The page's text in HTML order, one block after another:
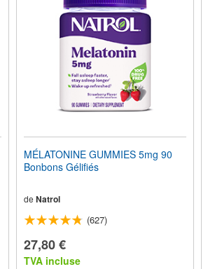
MÉLATONINE GUMMIES 5mg 90
Bonbons Gélifiés
de Natrol
(627)
27,80 €
TVA incluse